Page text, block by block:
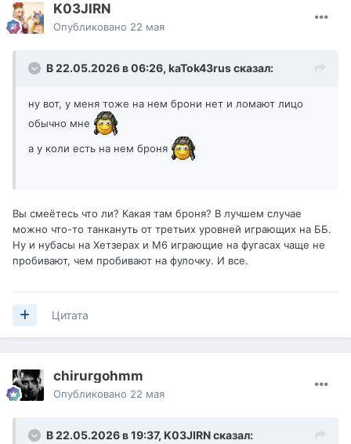
K03JIRN
Опубликовано 22 мая
В 22.05.2026 в 06:26, kaTok43rusсказал:
ну вот, у меня тоже на нем брони нет и ломают лицо
обычно мне
а у коли есть на нем броня
Вы смеётесь что ли? Какая там броня? В лучшем случае
можно что-то танкануть от третьих уровней играющих на ББ.
Ну и нубасы на Хетзерах и М6 играющие на фугасах чаще не
пробивают, чем пробивают на фулочку. И все.
Цитата
chirurgohmm
Опубликовано 22 мая
В 22.05.2026 в 19:37, K03JIRNсказал: